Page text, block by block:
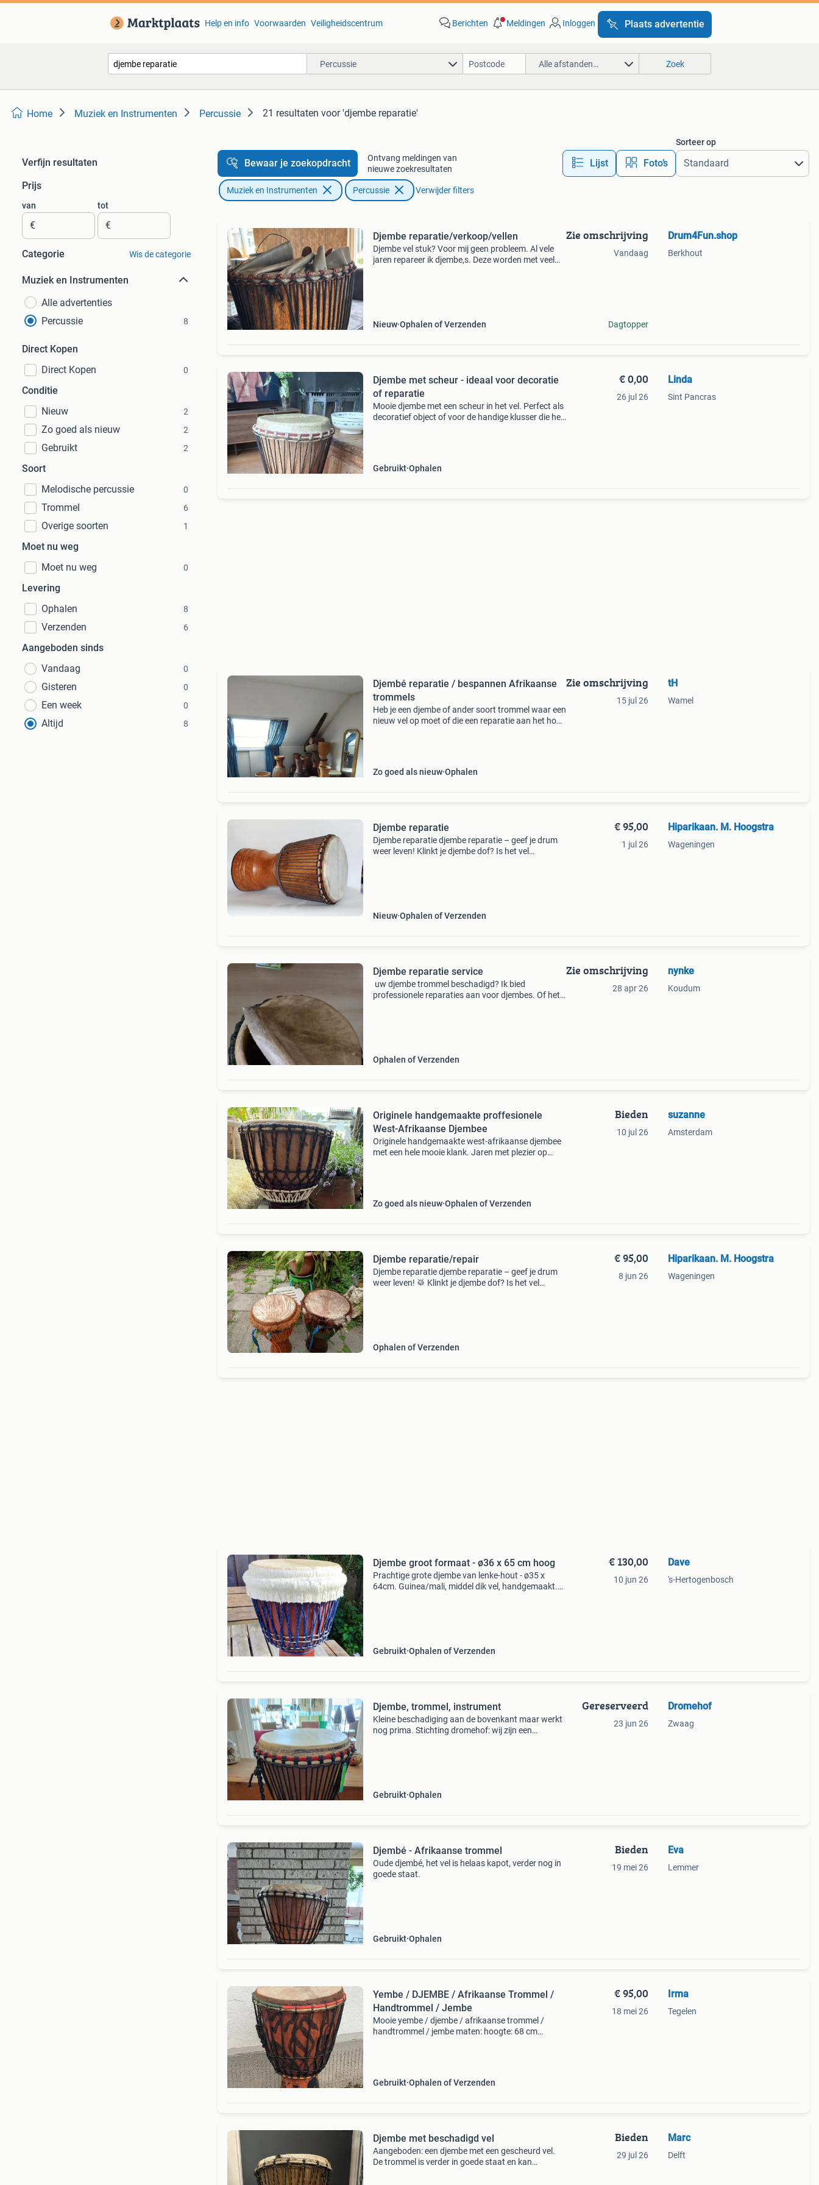
Help en info Voorwaarden Veiligheidscentrum Berichten Meldingen Inloggen Plaats advertentie
Percussie Alle afstanden… Zoek
Home Muziek en Instrumenten Percussie 21 resultaten voor 'djembe reparatie'
Verfijn resultaten
Prijs
van
€
tot
€
Categorie Wis de categorie
Muziek en Instrumenten
Alle advertenties
Percussie
8
Direct Kopen
Direct Kopen
0
Conditie
Nieuw
2
Zo goed als nieuw 2
Gebruikt 2
Soort
Melodische percussie
0
Trommel 6
Overige soorten 1
Moet nu weg
Moet nu weg
0
Levering
Ophalen
8
Verzenden 6
Aangeboden sinds
Vandaag
0
Gisteren 0
Een week 0
Altijd 8
Bewaar je zoekopdracht
Ontvang meldingen van
nieuwe zoekresultaten
Lijst Foto’s
Sorteer op
Muziek en Instrumenten Percussie Verwijder filters
Djembe reparatie/verkoop/vellen
Djembe vel stuk? Voor mij geen probleem. Al vele
jaren repareer ik djembe,s. Deze worden met veel
Nieuw Ophalen of Verzenden
Zie omschrijving
Vandaag
Dagtopper
Drum4Fun.shop
Berkhout
Djembe met scheur - ideaal voor decoratie
of reparatie
Mooie djembe met een scheur in het vel. Perfect als
decoratief object of voor de handige klusser die het
Gebruikt Ophalen
€ 0,00
26 jul 26
Linda
Sint Pancras
Djembé reparatie / bespannen Afrikaanse
trommels
Heb je een djembe of ander soort trommel waar een
nieuw vel op moet of die een reparatie aan het hout
Zo goed als nieuw Ophalen
Zie omschrijving
15 jul 26
tH
Wamel
Djembe reparatie
Djembe reparatie djembe reparatie – geef je drum
weer leven! Klinkt je djembe dof? Is het vel
Nieuw Ophalen of Verzenden
€ 95,00
1 jul 26
Hiparikaan. M. Hoogstra
Wageningen
Djembe reparatie service
uw djembe trommel beschadigd? Ik bied
professionele reparaties aan voor djembes. Of het
Ophalen of Verzenden
Zie omschrijving
28 apr 26
nynke
Koudum
Originele handgemaakte proffesionele
West-Afrikaanse Djembee
Originele handgemaakte west-afrikaanse djembee
met een hele mooie klank. Jaren met plezier op
Zo goed als nieuw Ophalen of Verzenden
Bieden
10 jul 26
suzanne
Amsterdam
Djembe reparatie/repair
Djembe reparatie djembe reparatie – geef je drum
weer leven! 🥁 Klinkt je djembe dof? Is het vel
Ophalen of Verzenden
€ 95,00
8 jun 26
Hiparikaan. M. Hoogstra
Wageningen
Djembe groot formaat - ø36 x 65 cm hoog
Prachtige grote djembe van lenke-hout - ø35 x
64cm. Guinea/mali, middel dik vel, handgemaakt.
Gebruikt Ophalen of Verzenden
€ 130,00
10 jun 26
Dave
's-Hertogenbosch
Djembe, trommel, instrument
Kleine beschadiging aan de bovenkant maar werkt
nog prima. Stichting dromehof: wij zijn een
Gebruikt Ophalen
Gereserveerd
23 jun 26
Dromehof
Zwaag
Djembé - Afrikaanse trommel
Oude djembé, het vel is helaas kapot, verder nog in
goede staat.
Gebruikt Ophalen
Bieden
19 mei 26
Eva
Lemmer
Yembe / DJEMBE / Afrikaanse Trommel /
Handtrommel / Jembe
Mooie yembe / djembe / afrikaanse trommel /
handtrommel / jembe maten: hoogte: 68 cm
Gebruikt Ophalen of Verzenden
€ 95,00
18 mei 26
Irma
Tegelen
Djembe met beschadigd vel
Aangeboden: een djembe met een gescheurd vel.
De trommel is verder in goede staat en kan
Bieden
29 jul 26
Marc
Delft